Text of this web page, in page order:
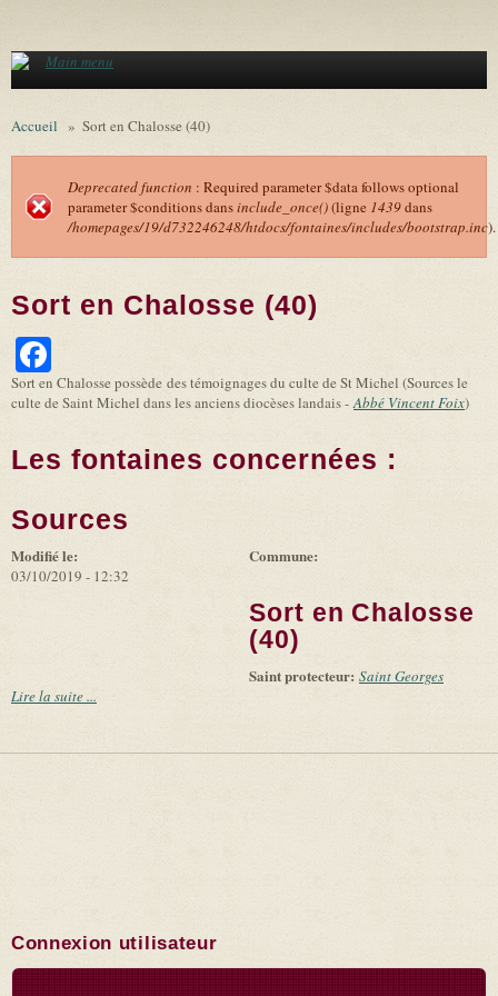
Main menu
Accueil » Sort en Chalosse (40)
Message d'erreur
Deprecated function : Required parameter $data follows optional
parameter $conditions dansinclude_once()(ligne 1439dans
/homepages/19/d732246248/htdocs/fontaines/includes/bootstrap.inc).
Sort en Chalosse (40)
Sort en Chalosse possède des témoignages du culte de St Michel (Sources le
culte de Saint Michel dans les anciens diocèses landais -Abbé Vincent Foix)
Les fontaines concernées :
Sources
Modifié le:
03/10/2019 - 12:32
Commune:
Sort en Chalosse
(40)
Saint protecteur: Saint Georges
Lire la suite ...
Connexion utilisateur